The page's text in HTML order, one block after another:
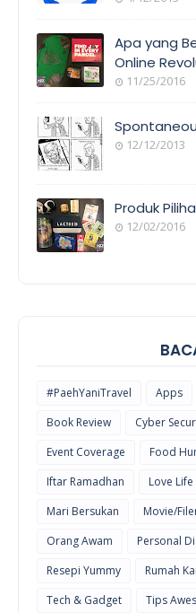
AWAM
COVERAGE
Apa yang
Online
11/25/2016
E
12/12/2013
Produk
12/02/2016
#PaehYaniTravel Apps
Book Review
Cyber
Event Coverage
Food
Iftar Ramadhan
Love Life
Mari Bersukan
Movie/
Orang Awam
Personal
Resepi Yummy
Rumah
Tech & Gadget
Tips